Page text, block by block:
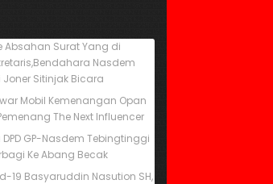
Absahan Surat Yang di
Nasdem
Sitinjak Bicara
Mobil Kemenangan Opan
The Next Influencer
DPD GP-Nasdem Tebingtinggi
Ke Abang Becak
19 Basyaruddin Nasution SH,